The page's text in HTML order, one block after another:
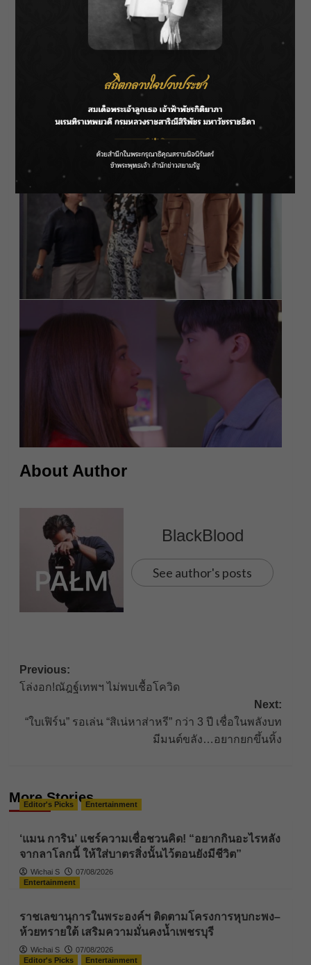
About Author
BlackBlood
See author's posts
Post
navigation
Previous:
โล่งอก!ณัฎฐ์เทพฯ ไม่พบเชื้อโควิด
Next:
“ใบเฟิร์น” รอเล่น “สิเน่หาส่าหรี” กว่า 3 ปี เชื่อในพลังบท
มีมนต์ขลัง…อยากยกขึ้นหิ้ง
More Stories
Editor's Picks Entertainment
‘แมน การิน’ แชร์ความเชื่อชวนคิด! “อยากกินอะไรหลัง
จากลาโลกนี้ ให้ใส่บาตรสิ่งนั้นไว้ตอนยังมีชีวิต”
Wichai S
07/08/2026
Entertainment
ราชเลขานุการในพระองค์ฯ ติดตามโครงการหุบกะพง–
ห้วยทรายใต้ เสริมความมั่นคงน้ำเพชรบุรี
Wichai S
07/08/2026
Editor's Picks
Entertainment